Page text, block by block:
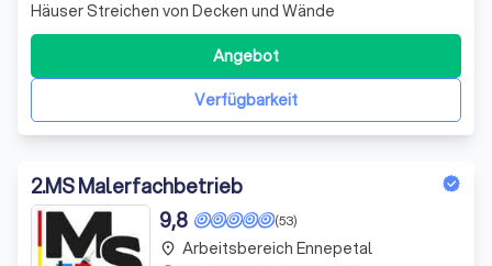
Häuser Streichen von Decken und Wände
Verfügbarkeit
Angebot
2.MS Malerfachbetrieb
(53)
9,8
place Arbeitsbereich Ennepetal